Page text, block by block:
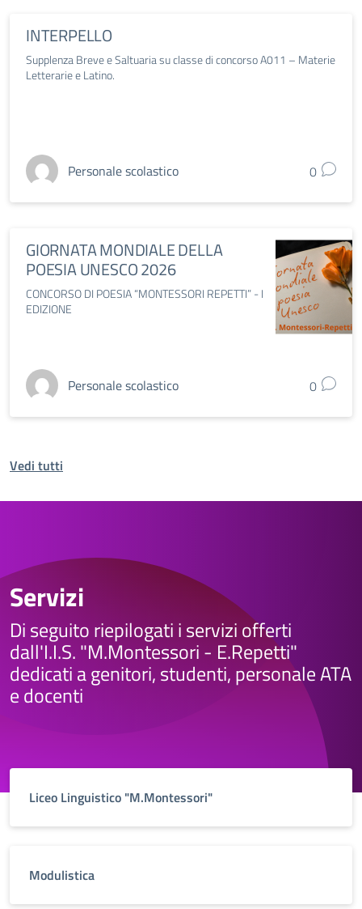
INTERPELLO
Supplenza Breve e Saltuaria su classe di concorso A011 – Materie
Letterarie e Latino.
Personale scolastico 0
GIORNATA MONDIALE DELLA
POESIA UNESCO 2026
CONCORSO DI POESIA “MONTESSORI REPETTI” - I
EDIZIONE
Personale scolastico 0
Vedi tutti
Servizi
Di seguito riepilogati i servizi offerti
dall'I.I.S. "M.Montessori - E.Repetti"
dedicati a genitori, studenti, personale ATA
e docenti
Liceo Linguistico "M.Montessori"
Modulistica